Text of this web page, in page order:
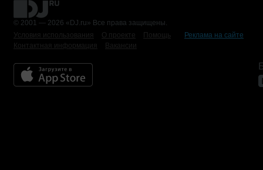
© 2001 — 2026 «DJ.ru» Все права защищены.
Условия использования
О проекте Помощь
Реклама на сайте
Контактная информация
Вакансии